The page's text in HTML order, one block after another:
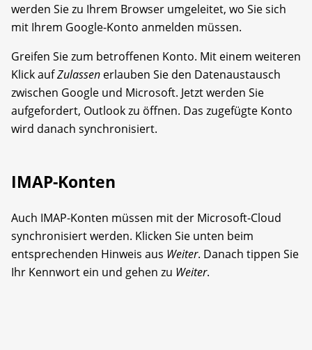
werden Sie zu Ihrem Browser umgeleitet, wo Sie sich
mit Ihrem Google-Konto anmelden müssen.
Greifen Sie zum betroffenen Konto. Mit einem weiteren
Klick aufZulassen erlauben Sie den Datenaustausch
zwischen Google und Microsoft. Jetzt werden Sie
aufgefordert, Outlook zu öffnen. Das zugefügte Konto
wird danach synchronisiert.
IMAP-Konten
Auch IMAP-Konten müssen mit der Microsoft-Cloud
synchronisiert werden. Klicken Sie unten beim
entsprechenden Hinweis aus Weiter. Danach tippen Sie
Ihr Kennwort ein und gehen zu Weiter.